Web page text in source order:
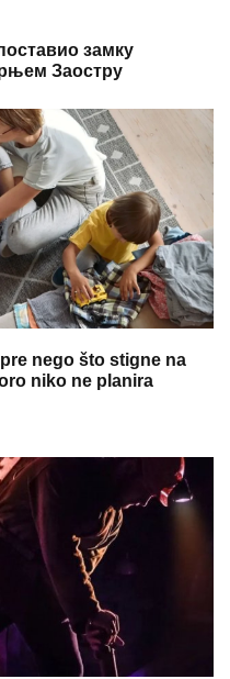
замку
Заостру
nego što stigne na
niko ne planira